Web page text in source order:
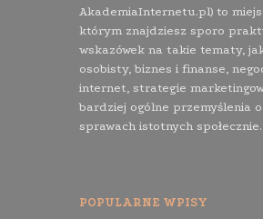
AkademiaInternetu.pl) to
którym znajdziesz sporo
wskazówek na takie tematy,
osobisty, biznes i finanse,
internet, strategie
bardziej ogólne przemyślenia o
sprawach istotnych społecznie.
POPULARNE WPISY